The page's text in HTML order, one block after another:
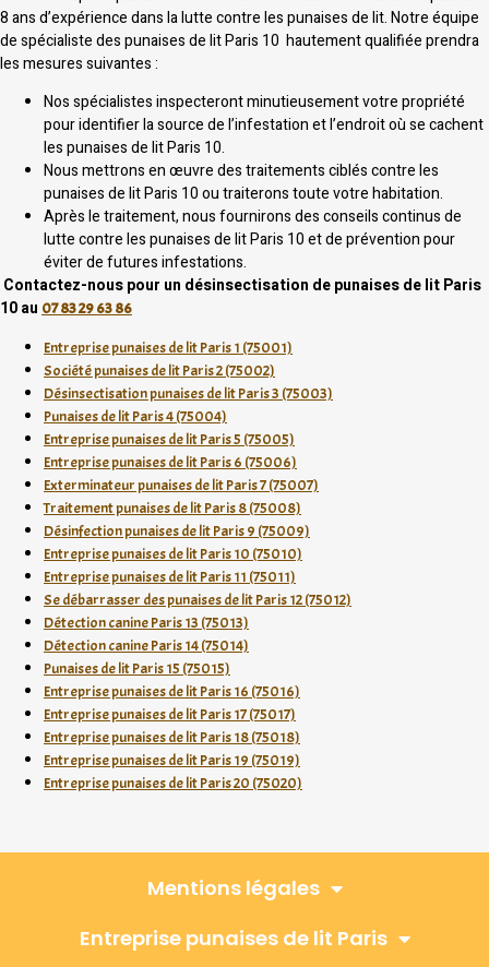
8 ans d’expérience dans la lutte contre les punaises de lit. Notre équipe
de spécialiste des punaises de lit Paris 10 hautement qualifiée prendra
les mesures suivantes :
Nos spécialistes inspecteront minutieusement votre propriété
pour identifier la source de l’infestation et l’endroit où se cachent
les punaises de lit Paris 10.
Nous mettrons en œuvre des traitements ciblés contre les
punaises de lit Paris 10 ou traiterons toute votre habitation.
Après le traitement, nous fournirons des conseils continus de
lutte contre les punaises de lit Paris 10 et de prévention pour
éviter de futures infestations.
Contactez-nous pour un désinsectisation de punaises de lit Paris
10 au 07 83 29 63 86
Entreprise punaises de lit Paris 1 (75001)
Société punaises de lit Paris 2 (75002)
Désinsectisation punaises de lit Paris 3 (75003)
Punaises de lit Paris 4 (75004)
Entreprise punaises de lit Paris 5 (75005)
Entreprise punaises de lit Paris 6 (75006)
Exterminateur punaises de lit Paris 7 (75007)
Traitement punaises de lit Paris 8 (75008)
Désinfection punaises de lit Paris 9 (75009)
Entreprise punaises de lit Paris 10 (75010)
Entreprise punaises de lit Paris 11 (75011)
Se débarrasser des punaises de lit Paris 12 (75012)
Détection canine Paris 13 (75013)
Détection canine Paris 14 (75014)
Punaises de lit Paris 15 (75015)
Entreprise punaises de lit Paris 16 (75016)
Entreprise punaises de lit Paris 17 (75017)
Entreprise punaises de lit Paris 18 (75018)
Entreprise punaises de lit Paris 19 (75019)
Entreprise punaises de lit Paris 20 (75020)
Mentions légales
Entreprise punaises de lit Paris